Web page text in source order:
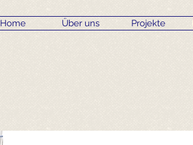
Home Über uns Projekte